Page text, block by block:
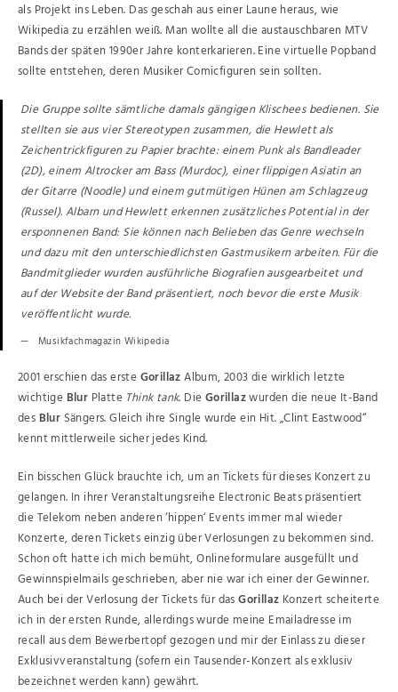
als Projekt ins Leben. Das geschah aus einer Laune heraus, wie
Wikipedia zu erzählen weiß. Man wollte all die austauschbaren MTV
Bands der späten 1990er Jahre konterkarieren. Eine virtuelle Popband
sollte entstehen, deren Musiker Comicfiguren sein sollten.
Die Gruppe sollte sämtliche damals gängigen Klischees bedienen. Sie
stellten sie aus vier Stereotypen zusammen, die Hewlett als
Zeichentrickfiguren zu Papier brachte: einem Punk als Bandleader
(2D), einem Altrocker am Bass (Murdoc), einer flippigen Asiatin an
der Gitarre (Noodle) und einem gutmütigen Hünen am Schlagzeug
(Russel). Albarn und Hewlett erkennen zusätzliches Potential in der
ersponnenen Band: Sie können nach Belieben das Genre wechseln
und dazu mit den unterschiedlichsten Gastmusikern arbeiten. Für die
Bandmitglieder wurden ausführliche Biografien ausgearbeitet und
auf der Website der Band präsentiert, noch bevor die erste Musik
veröffentlicht wurde.
Musikfachmagazin Wikipedia
2001 erschien das ersteGorillazAlbum, 2003 die wirklich letzte
wichtige Blur Platte Think tank. DieGorillazwurden die neue It-Band
des Blur Sängers. Gleich ihre Single wurde ein Hit. „Clint Eastwood“
kennt mittlerweile sicher jedes Kind.
Ein bisschen Glück brauchte ich, um an Tickets für dieses Konzert zu
gelangen. In ihrer Veranstaltungsreihe Electronic Beats präsentiert
die Telekom neben anderen ‘hippen‘ Events immer mal wieder
Konzerte, deren Tickets einzig über Verlosungen zu bekommen sind.
Schon oft hatte ich mich bemüht, Onlineformulare ausgefüllt und
Gewinnspielmails geschrieben, aber nie war ich einer der Gewinner.
Auch bei der Verlosung der Tickets für dasGorillaz Konzert scheiterte
ich in der ersten Runde, allerdings wurde meine Emailadresse im
recall aus dem Bewerbertopf gezogen und mir der Einlass zu dieser
Exklusivveranstaltung (sofern ein Tausender-Konzert als exklusiv
bezeichnet werden kann) gewährt.